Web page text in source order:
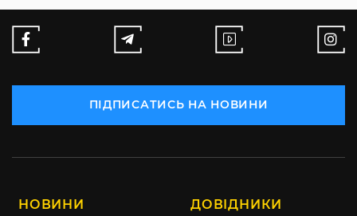
ПІДПИСАТИСЬ НА НОВИНИ
НОВИНИ ДОВІДНИКИ